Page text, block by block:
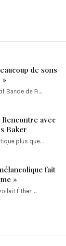
de sons
»
Bande de Fi…
Rencontre avec
Baker
plus que…
fait
»
Éther, …